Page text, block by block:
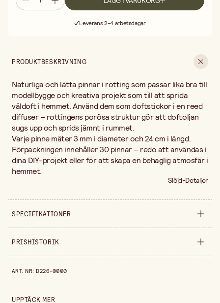
Leverans 2-4 arbetsdagar
PRODUKTBESKRIVNING
Naturliga och lätta pinnar i rotting som passar lika bra till
modellbygge och kreativa projekt som till att sprida
väldoft i hemmet. Använd dem som doftstickor i en reed
diffuser – rottingens porösa struktur gör att doftoljan
sugs upp och sprids jämnt i rummet.
Varje pinne mäter 3 mm i diameter och 24 cm i längd.
Förpackningen innehåller 30 pinnar – redo att användas i
dina DIY-projekt eller för att skapa en behaglig atmosfär i
hemmet.
Slöjd-Detaljer
SPECIFIKATIONER
Säljs i styck
PRISHISTORIK
ART. NR:D226-0000
UPPTÄCK MER